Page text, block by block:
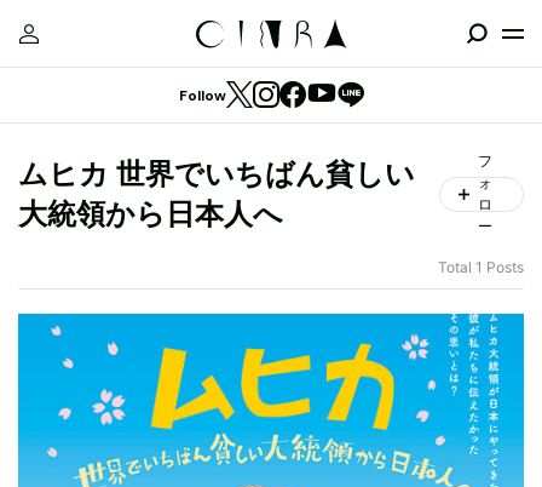
Follow
ムヒカ 世界でいちばん貧しい
大統領から日本人へ
フ
ォ
ロ
ー
Total 1 Posts